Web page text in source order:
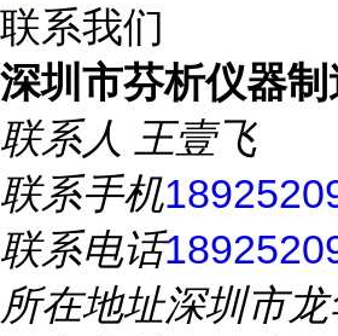
联系我们
深圳市芬析仪器制
联系人 王壹飞
联系手机
联系电话
所在地址深圳市